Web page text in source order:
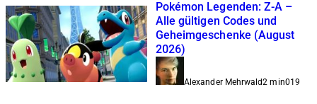
Pokémon Legenden: Z-A –
Alle gültigen Codes und
Geheimgeschenke (August
2026)
Alexander Mehrwald2 min019